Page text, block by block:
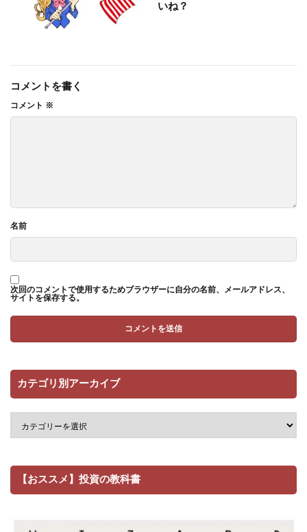
いね？
コメントを書く
コメント ※
名前
次回のコメントで使用するためブラウザーに自分の名前、メールアドレス、
サイトを保存する。
カテゴリ別アーカイブ
【おススメ】投資の教科書